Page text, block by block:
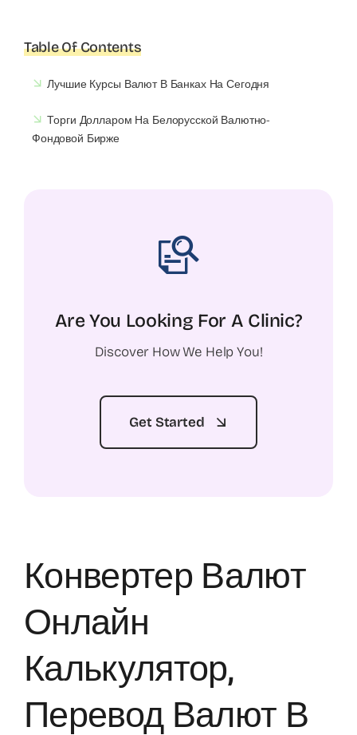
Table Of Contents
Лучшие Курсы Валют В Банках На Сегодня
Торги Долларом На Белорусской Валютно-
Фондовой Бирже
Are You Looking For A Clinic?
Discover How We Help You!
Get Started
Конвертер Валют
Онлайн
Калькулятор,
Перевод Валют В